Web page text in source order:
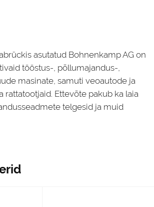
asutatud Bohnenkamp AG on
tööstus-, põllumajandus-,
masinate, samuti veoautode ja
rattatootjaid. Ettevõte pakub ka laia
telgesid ja muid